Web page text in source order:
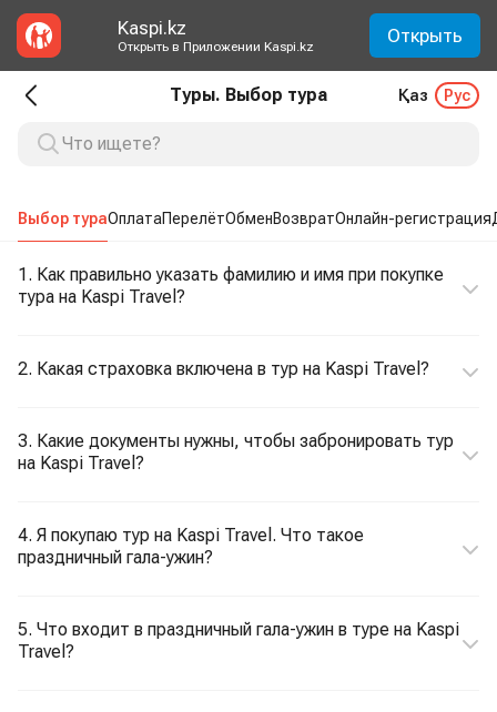
Kaspi.kz
Открыть в Приложении Kaspi.kz Открыть
Туры. Выбор тура Қаз Рус
Выбор тураОплатаПерелётОбменВозвратОнлайн-регистрация
1. Как правильно указать фамилию и имя при покупке
тура на Kaspi Travel?
2. Какая страховка включена в тур на Kaspi Travel?
3. Какие документы нужны, чтобы забронировать тур
на Kaspi Travel?
4. Я покупаю тур на Kaspi Travel. Что такое
праздничный гала-ужин?
5. Что входит в праздничный гала-ужин в туре на Kaspi
Travel?